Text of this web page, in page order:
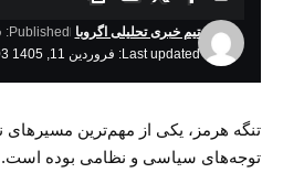
Last updated: فروردین 11, 1405 9:03 ق.ظ
تیم خبری تحلیلی اگروبا Published: فروردین 11, 1405
تنگه هرمز، یکی از مهم‌ترین مسیرهای
توجه‌های سیاسی و نظامی بوده است.